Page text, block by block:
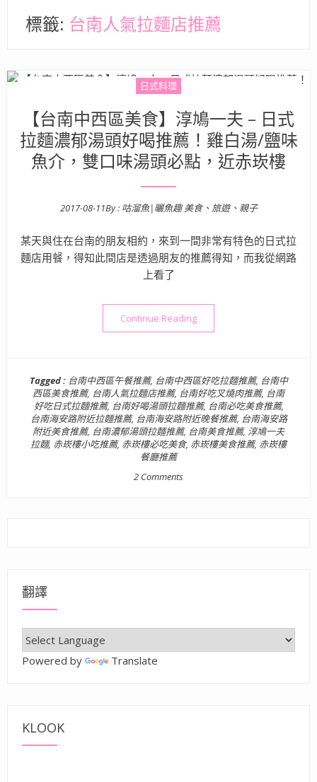
標籤: 台南人氣拉麵店推薦
日式料理
【台南中西區美食】淳鳩一夫 – 日式
拉麵濃郁湯頭好喝推薦！雞白湯/鹽味
魚介，雙口味湯頭必點，近赤崁樓
Posted on
2017-08-11By : 咕溜魚|曬魚趣 美食、旅遊、親子
某天與住在台南的朋友相約，來到一間非常有特色的日式拉
麵店用餐，得知此間店是透過朋友的推薦得知，而我從網路
上看了
Continue Reading“【台南中西區美食】淳鳩一
Tagged : 台南中西區午餐推薦, 台南中西區好吃拉麵推薦, 台南中
西區美食推薦, 台南人氣拉麵店推薦, 台南好吃叉燒肉推薦, 台南
好吃日式拉麵推薦, 台南好喝湯頭拉麵推薦, 台南必吃美食推薦,
台南海安路附近拉麵推薦, 台南海安路附近晚餐推薦, 台南海安路
附近美食推薦, 台南濃郁湯頭拉麵推薦, 台南美食推薦, 淳鳩一夫
拉麵, 赤崁樓小吃推薦, 赤崁樓必吃美食, 赤崁樓美食推薦, 赤崁樓
餐廳推薦
2 Comments
翻譯
Powered by Translate
KLOOK